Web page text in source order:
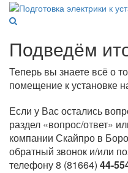
Подведём
Теперь вы знаете всё о
помещение к установке
Если у Вас остались
раздел «вопрос/ответ»
компании Скайпро в
обратный звонок и/или
телефону 8 (81664) 44-